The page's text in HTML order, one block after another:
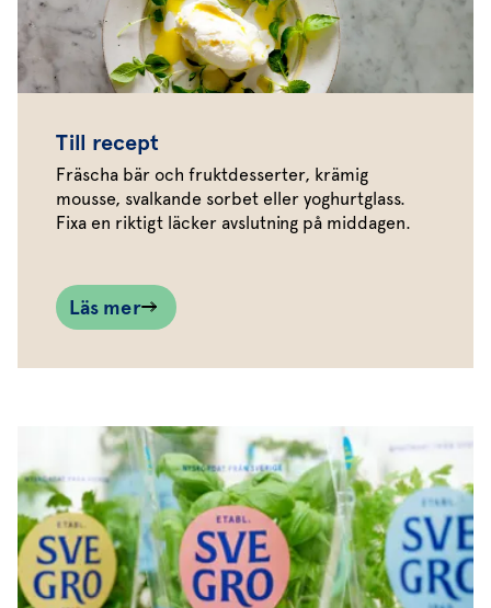
Till recept
Fräscha bär och fruktdesserter, krämig
mousse, svalkande sorbet eller yoghurtglass.
Fixa en riktigt läcker avslutning på middagen.
Läs mer